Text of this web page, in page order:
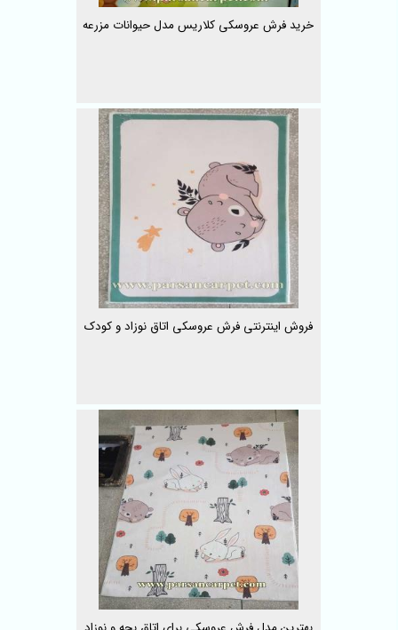
خرید فرش عروسکی کلاریس مدل حیوانات مزرعه
فروش اینترنتی فرش عروسکی اتاق نوزاد و کودک